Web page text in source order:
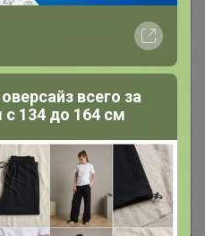
всего за
134 до 164 см